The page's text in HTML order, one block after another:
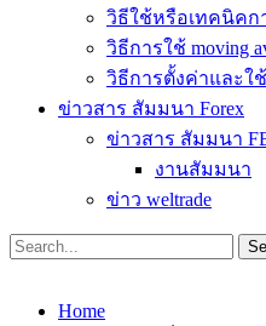
วิธีใช้หรือเทคนิคกา
วิธีการใช้ moving
วิธีการตั้งค่าและใช้
ข่าวสาร สัมมนา Forex
ข่าวสาร สัมมนา
งานสัมมนา
ข่าว weltrade
Home